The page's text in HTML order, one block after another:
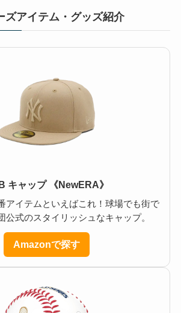
ズアイテム・グッズ紹介
キャップ 《NewERA》
アイテムといえばこれ！球場でも街で
公式のスタイリッシュなキャップ。
Amazonで探す